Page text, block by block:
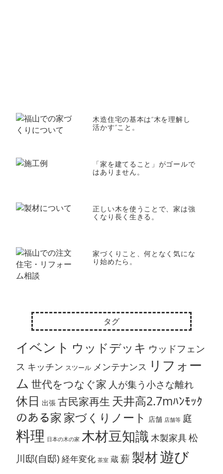
木造住宅の基本は”木を理解し
活かす”こと。
「家を建てること」がゴールで
はありません。
正しい木を使うことで、家は強
くなり長く生きる。
家づくりこと、何となく気にな
り始めたら。
タグ
イベント ウッドデッキ ウッドフェン
ス キッチン スツール メンテナンス リフォー
ム 世代をつなぐ家 人が集う小さな離れ
休日 出張 古民家再生 天井高2.7mﾊﾝﾓｯｸ
のある家 家づくりノート 店舗 店舗等 庭
料理 日本の木の家 木材豆知識 木製家具松
川邸(自邸) 経年変化 茶室 蔵 薪 製材遊び